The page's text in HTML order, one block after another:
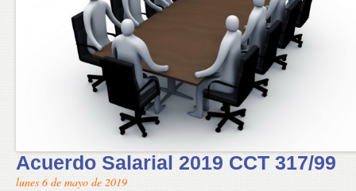
Acuerdo Salarial 2019 CCT 317/99
lunes 6 de mayo de 2019